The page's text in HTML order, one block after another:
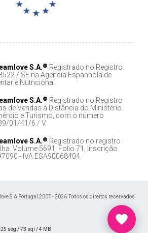
S.A.® Registrado no Registro
/ SE na Agência Espanhola de
e Nutricional.
S.A.® Registrado no Registro
de Vendas à Distância do Ministério
e Turismo, com o número
01/41/6 / V
S.A.® Registrado no registro
Volume 5691, Folio 71, Inscrição
- IVA ESA90068404
S.A Portugal 2007 - 2026.Todos os direitos reservados
seg /73 sql / 4 MB